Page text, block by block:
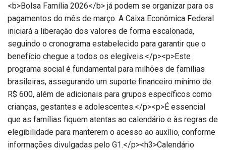
<b>Bolsa Família 2026</b> já podem se organizar para os
pagamentos do mês de março. A Caixa Econômica Federal
iniciará a liberação dos valores de forma escalonada,
seguindo o cronograma estabelecido para garantir que o
benefício chegue a todos os elegíveis.</p><p>Este
programa social é fundamental para milhões de famílias
brasileiras, assegurando um suporte financeiro mínimo de
R$ 600, além de adicionais para grupos específicos como
crianças, gestantes e adolescentes.</p><p>É essencial
que as famílias fiquem atentas ao calendário e às regras de
elegibilidade para manterem o acesso ao auxílio, conforme
informações divulgadas pelo G1.</p><h3>Calendário